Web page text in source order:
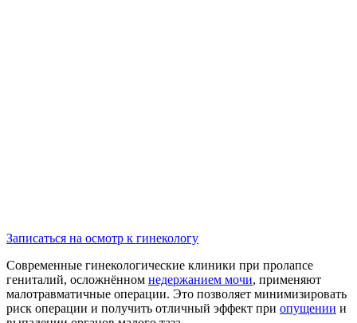
Записаться на осмотр к гинекологу
Современные гинекологические клиники при пролапсе
гениталий, осложнённом недержанием мочи, применяют
малотравматичные операции. Это позволяет минимизировать
риск операции и получить отличный эффект при опущении и